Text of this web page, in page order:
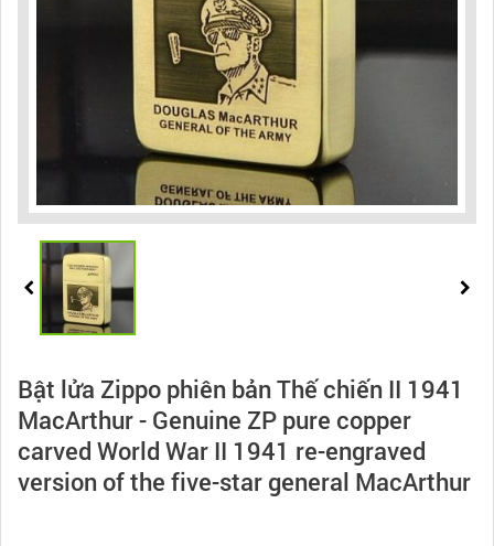
Bật lửa Zippo phiên bản Thế chiến II 1941
MacArthur - Genuine ZP pure copper
carved World War II 1941 re-engraved
version of the five-star general MacArthur